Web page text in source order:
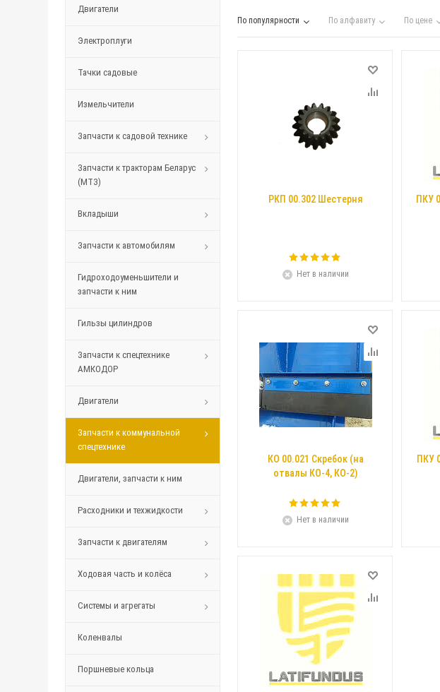
Двигатели
Электроплуги
Тачки садовые
Измельчители
Запчасти к садовой технике
Запчасти к тракторам Беларус
(МТЗ)
Вкладыши
Запчасти к автомобилям
Гидроходоуменьшители и
запчасти к ним
Гильзы цилиндров
Запчасти к спецтехнике
АМКОДОР
Двигатели
Запчасти к коммунальной
спецтехнике
Двигатели, запчасти к ним
Расходники и техжидкости
Запчасти к двигателям
Ходовая часть и колёса
Системы и агрегаты
Коленвалы
Поршневые кольца
По популярности По алфавиту По цене
РКП 00.302 Шестерня
Нет в наличии
ПКУ
КО 00.021 Скребок (на
отвалы КО-4, КО-2)
Нет в наличии
ПКУ